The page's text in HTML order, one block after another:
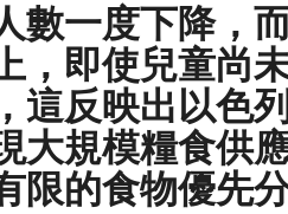
數一度下降，
，即使兒童尚
這反映出以色
大規模糧食供
限的食物優先